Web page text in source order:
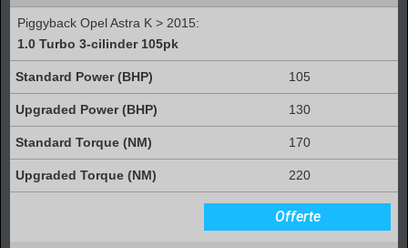
Piggyback Opel Astra K > 2015:
1.0 Turbo 3-cilinder 105pk
105
130
170
220
Offerte